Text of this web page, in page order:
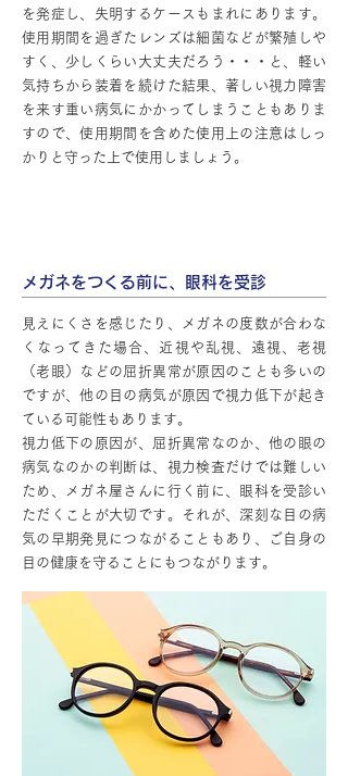
を発症し、失明するケースもまれにあります。
使用期間を過ぎたレンズは細菌などが繁殖しや
すく、少しくらい大丈夫だろう・・・と、軽い
気持ちから装着を続けた結果、著しい視力障害
を来す重い病気にかかってしまうこともありま
すので、使用期間を含めた使用上の注意はしっ
かりと守った上で使用しましょう。
メガネをつくる前に、眼科を受診
見えにくさを感じたり、メガネの度数が合わな
くなってきた場合、近視や乱視、遠視、老視
（老眼）などの屈折異常が原因のことも多いの
ですが、他の目の病気が原因で視力低下が起き
ている可能性もあります。
視力低下の原因が、屈折異常なのか、他の眼の
病気なのかの判断は、視力検査だけでは難しい
ため、メガネ屋さんに行く前に、眼科を受診い
ただくことが大切です。それが、深刻な目の病
気の早期発見につながることもあり、ご自身の
目の健康を守ることにもつながります。